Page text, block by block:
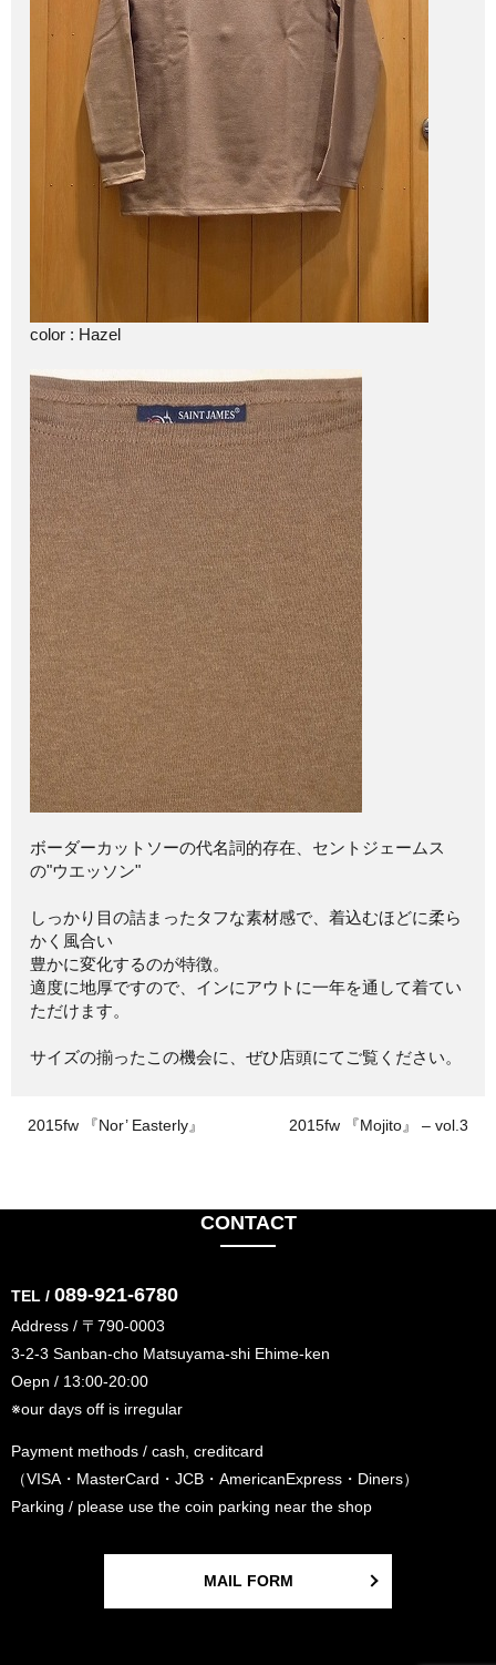
color : Hazel
ボーダーカットソーの代名詞的存在、セントジェームス
の"ウエッソン"
しっかり目の詰まったタフな素材感で、着込むほどに柔ら
かく風合い
豊かに変化するのが特徴。
適度に地厚ですので、インにアウトに一年を通して着てい
ただけます。
サイズの揃ったこの機会に、ぜひ店頭にてご覧ください。
2015fw 『Nor’ Easterly』 2015fw 『Mojito』 – vol.3
CONTACT
TEL / 089-921-6780
Address / 〒790-0003
3-2-3 Sanban-cho Matsuyama-shi Ehime-ken
Oepn / 13:00-20:00
※our days off is irregular
Payment methods / cash, creditcard
（VISA・MasterCard・JCB・AmericanExpress・Diners）
Parking / please use the coin parking near the shop
MAIL FORM